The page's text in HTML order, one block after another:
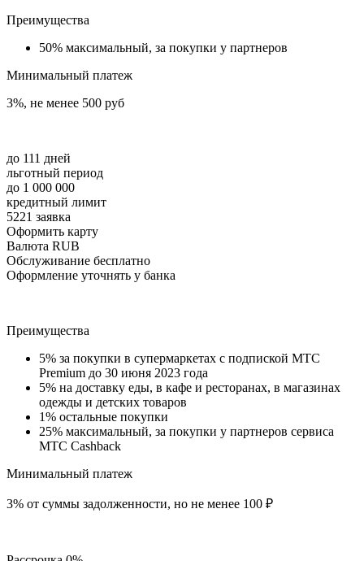
Преимущества
50% максимальный, за покупки у партнеров
Минимальный платеж
3%, не менее 500 руб
до 111 дней
льготный период
до 1 000 000
кредитный лимит
5221 заявка
Оформить карту
Валюта RUB
Обслуживание бесплатно
Оформление уточнять у банка
Преимущества
5% за покупки в супермаркетах с подпиской МТС
Premium до 30 июня 2023 года
5% на доставку еды, в кафе и ресторанах, в магазинах
одежды и детских товаров
1% остальные покупки
25% максимальный, за покупки у партнеров сервиса
МТС Cashback
Минимальный платеж
3% от суммы задолженности, но не менее 100 ₽